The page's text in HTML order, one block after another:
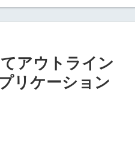
アウトライン
リケーション